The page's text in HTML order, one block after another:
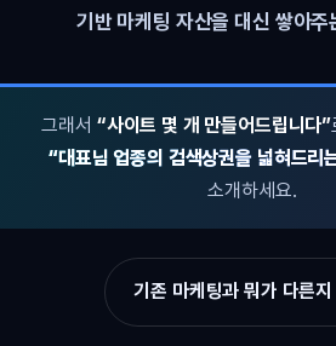
기반 마케팅 자산을 대신 쌓아주
그래서 “사이트 몇 개 만들어드립니다”
“대표님 업종의 검색상권을 넓혀드리
소개하세요.
기존 마케팅과 뭐가 다른지